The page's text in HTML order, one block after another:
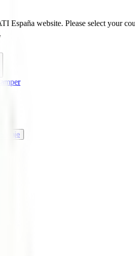
España website. Please select your
Viaje